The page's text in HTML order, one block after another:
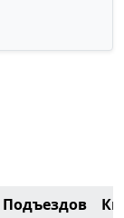
Подъездов